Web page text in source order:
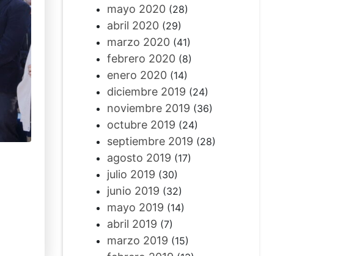
mayo 2020(28)
abril 2020(29)
marzo 2020(41)
febrero 2020(8)
enero 2020(14)
diciembre 2019 (24)
noviembre 2019 (36)
octubre 2019 (24)
septiembre 2019 (28)
agosto 2019 (17)
julio 2019 (30)
junio 2019 (32)
mayo 2019 (14)
abril 2019 (7)
marzo 2019 (15)